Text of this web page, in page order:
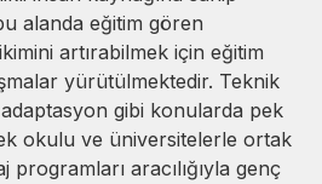
alanda eğitim gören
artırabilmek için eğitim
yürütülmektedir. Teknik
gibi konularda pek
okulu ve üniversitelerle ortak
programları aracılığıyla genç